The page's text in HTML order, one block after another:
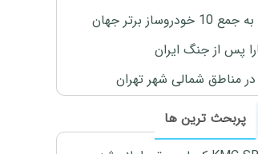
برتر جهان
پس از جنگ ایران
در مناطق شمالی شهر تهران
پربحث ترین ها